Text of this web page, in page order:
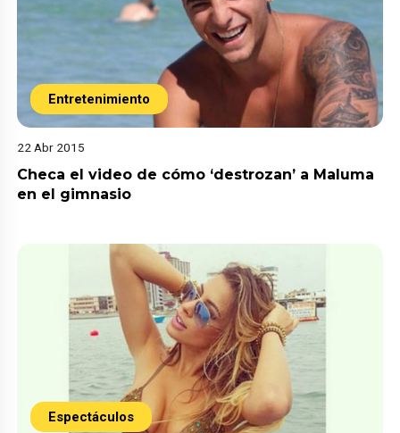
Entretenimiento
22 Abr 2015
Checa el video de cómo ‘destrozan’ a Maluma
en el gimnasio
Espectáculos